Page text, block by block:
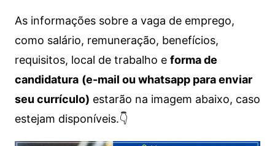
As informações sobre a vaga de emprego,
como salário, remuneração, benefícios,
requisitos, local de trabalho e forma de
candidatura (e-mail ou whatsapp para enviar
seu currículo) estarão na imagem abaixo, caso
estejam disponíveis.👇